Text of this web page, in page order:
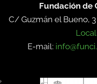
Fundación de
C/ Guzmán el Bueno,
E-mail: